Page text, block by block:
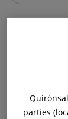
parties